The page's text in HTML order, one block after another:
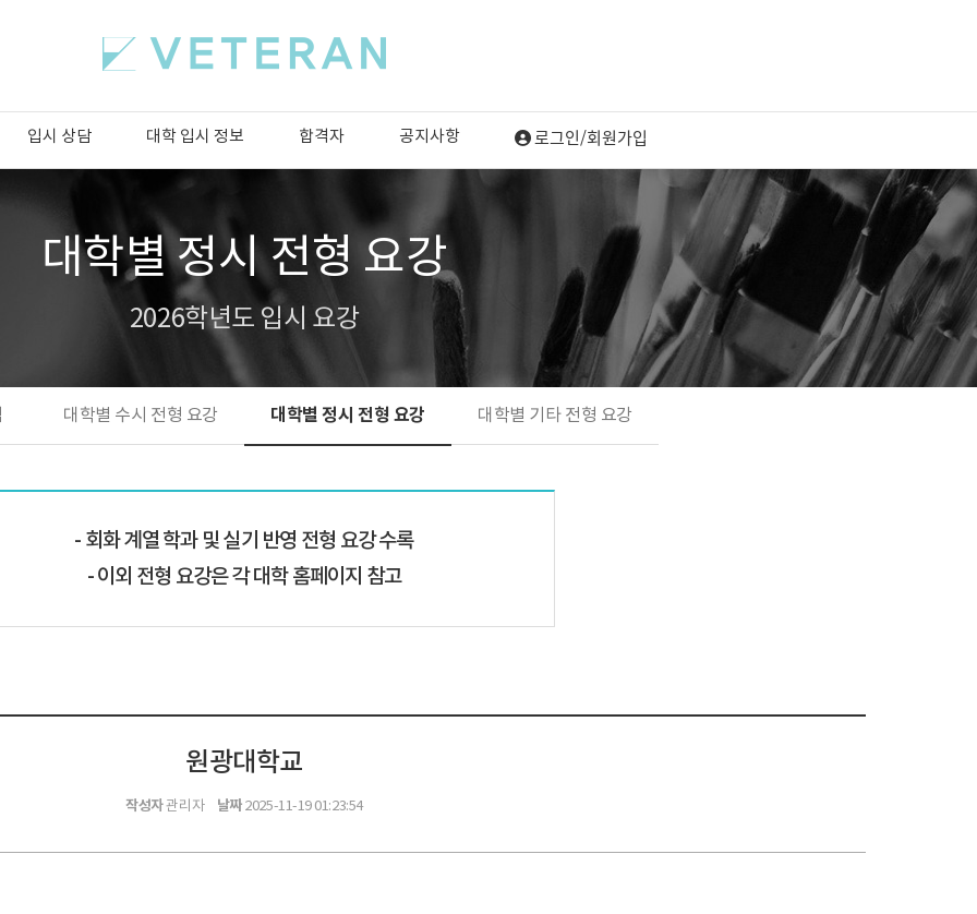
입시 상담 대학 입시 정보 합격자 공지사항
대학별 정시 전형 요강
2026학년도 입시 요강
대학별 수시 전형 요강 대학별 정시 전형 요강 대학별 기타 전형 요강
회화 계열 학과 및 실기 반영 전형 요강 수록
이외 전형 요강은 각 대학 홈페이지 참고
원광대학교
작성자관리자 날짜2025-11-19 01:23:54